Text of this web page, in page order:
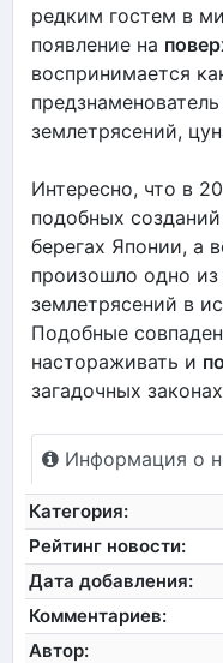
редким гостем в
появление на
воспринимается
землетрясений,
Интересно, что в
подобных
берегах Японии, а
произошло одно
землетрясений в
Подобные
настораживать и
загадочных
Информация о
Категория:
Рейтинг новости:
Дата добавления:
Комментариев:
Автор: